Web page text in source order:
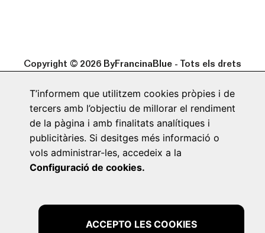
Copyright © 2026 ByFrancinaBlue - Tots els drets
Nosaltres Enviaments i Devolucions
FAQ’S Avís Legal Política de cookies
Política de privacitat
by Neorg
T’informem que utilitzem cookies pròpies i de
tercers amb l’objectiu de millorar el rendiment
de la pàgina i amb finalitats analítiques i
publicitàries. Si desitges més informació o
vols administrar-les, accedeix a la
Configuració de cookies.
ACCEPTO LES COOKIES